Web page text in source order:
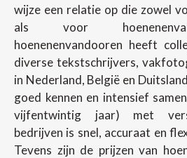
wijze een relatie op die zowel
als voor
hoenenenvandooren heeft
diverse tekstschrijvers,
in Nederland, België en
goed kennen en intensief
vijfentwintig jaar) met
bedrijven is snel, accuraat en
Tevens zijn de prijzen van